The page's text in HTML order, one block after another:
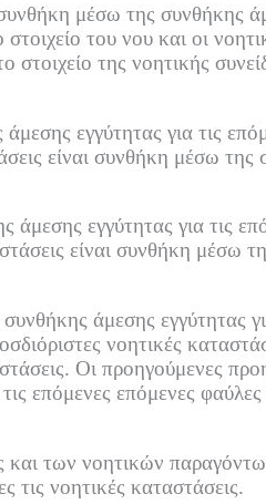
συνθήκη μέσω της συνθήκης
στοιχείο του νου και οι
της νοητικής
εγγύτητας για τις
είναι συνθήκη μέσω της
εγγύτητας για τις
είναι συνθήκη μέσω
άμεσης εγγύτητας
νοητικές
Οι προηγούμενες
επόμενες επόμενες φαύλες
και των νοητικών
τις νοητικές καταστάσεις.